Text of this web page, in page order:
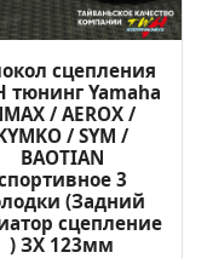
сцепления
тюнинг Yamaha
/ AEROX /
/ SYM /
BAOTIAN
3
(Задний
сцепление
) ЗХ 123мм